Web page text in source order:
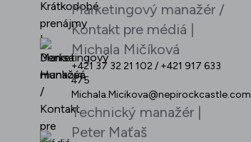
Marketingový manažér /
Kontakt pre médiá |
Michala Mičíková
+421 37 32 21 102 / +421 917 633
475
Michala.Micikova@nepirockcastle.com
Technický manažér |
Peter Maťaš